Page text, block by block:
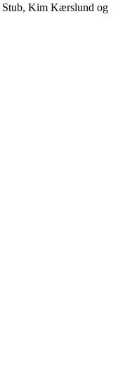
Stub, Kim Kærslund og